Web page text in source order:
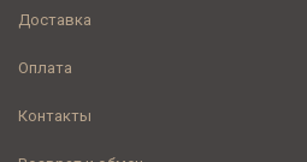
Доставка
Оплата
Контакты